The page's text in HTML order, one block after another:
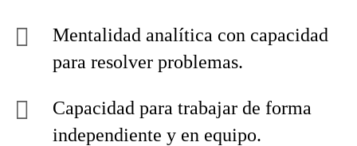
Mentalidad analítica con capacidad
para resolver problemas.
Capacidad para trabajar de forma
independiente y en equipo.